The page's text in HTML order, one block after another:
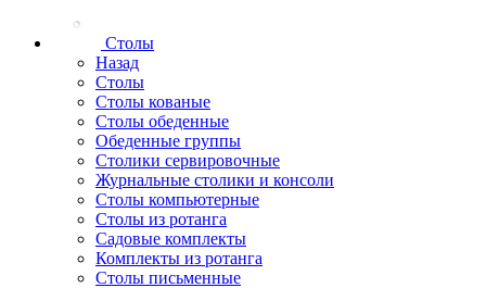
Столы
Назад
Столы
Столы кованые
Столы обеденные
Обеденные группы
Столики сервировочные
Журнальные столики и консоли
Столы компьютерные
Столы из ротанга
Садовые комплекты
Комплекты из ротанга
Столы письменные